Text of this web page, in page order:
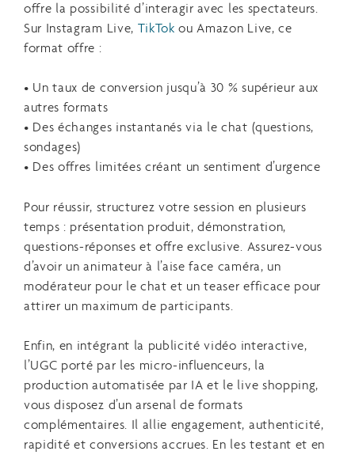
offre la possibilité d’interagir avec les spectateurs.
Sur Instagram Live, TikTok ou Amazon Live, ce
format offre :
• Un taux de conversion jusqu’à 30 % supérieur aux
autres formats
• Des échanges instantanés via le chat (questions,
sondages)
• Des offres limitées créant un sentiment d’urgence
Pour réussir, structurez votre session en plusieurs
temps : présentation produit, démonstration,
questions-réponses et offre exclusive. Assurez-vous
d’avoir un animateur à l’aise face caméra, un
modérateur pour le chat et un teaser efficace pour
attirer un maximum de participants.
Enfin, en intégrant la publicité vidéo interactive,
l’UGC porté par les micro-influenceurs, la
production automatisée par IA et le live shopping,
vous disposez d’un arsenal de formats
complémentaires. Il allie engagement, authenticité,
rapidité et conversions accrues. En les testant et en